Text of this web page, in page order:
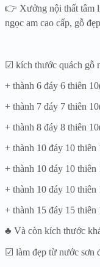
👉 Xưởng nội thất tâm
ngọc am cao cấp, gỗ
☑ kích thước quách gỗ
+ thành 6 đáy 6 thiên
+ thành 7 đáy 7 thiên
+ thành 8 đáy 8 thiên
+ thành 10 đáy 10 thiên
+ thành 10 đáy 10 thiên
+ thành 10 đáy 10 thiên
+ thành 15 đáy 15 thiên
♣ Và còn kích thước
☑ làm đẹp từ nước sơn